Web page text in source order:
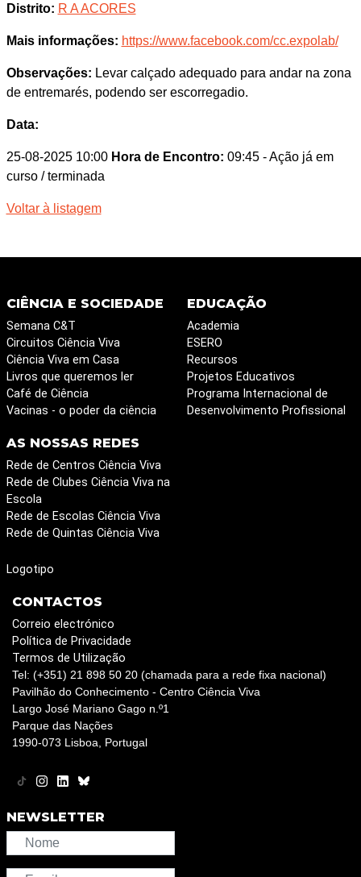
Distrito: R A ACORES
Mais informações: https://www.facebook.com/cc.expolab/
Observações: Levar calçado adequado para andar na zona
de entremarés, podendo ser escorregadio.
Data:
25-08-2025 10:00 Hora de Encontro: 09:45 - Ação já em
curso / terminada
Voltar à listagem
CIÊNCIA E SOCIEDADE
Semana C&T
Circuitos Ciência Viva
Ciência Viva em Casa
Livros que queremos ler
Café de Ciência
Vacinas - o poder da ciência
EDUCAÇÃO
Academia
ESERO
Recursos
Projetos Educativos
Programa Internacional de
Desenvolvimento Profissional
AS NOSSAS REDES
Rede de Centros Ciência Viva
Rede de Clubes Ciência Viva na
Escola
Rede de Escolas Ciência Viva
Rede de Quintas Ciência Viva
Logotipo
CONTACTOS
Correio electrónico
Política de Privacidade
Termos de Utilização
Tel: (+351) 21 898 50 20 (chamada para a rede fixa nacional)
Pavilhão do Conhecimento - Centro Ciência Viva
Largo José Mariano Gago n.º1
Parque das Nações
1990-073 Lisboa, Portugal
NEWSLETTER